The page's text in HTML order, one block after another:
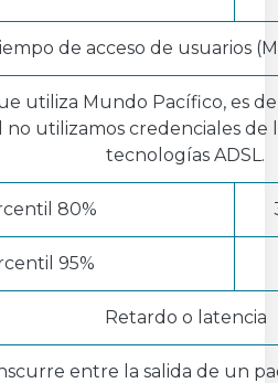
de acceso de usuarios
utiliza Mundo Pacífico, es
no utilizamos credenciales de
tecnologías ADSL.
80%
95%
Retardo o latencia
entre la salida de un